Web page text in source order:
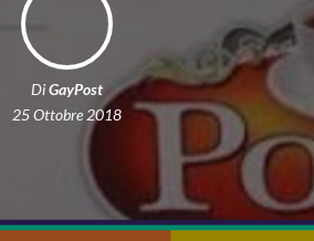
DiGayPost
25 Ottobre 2018